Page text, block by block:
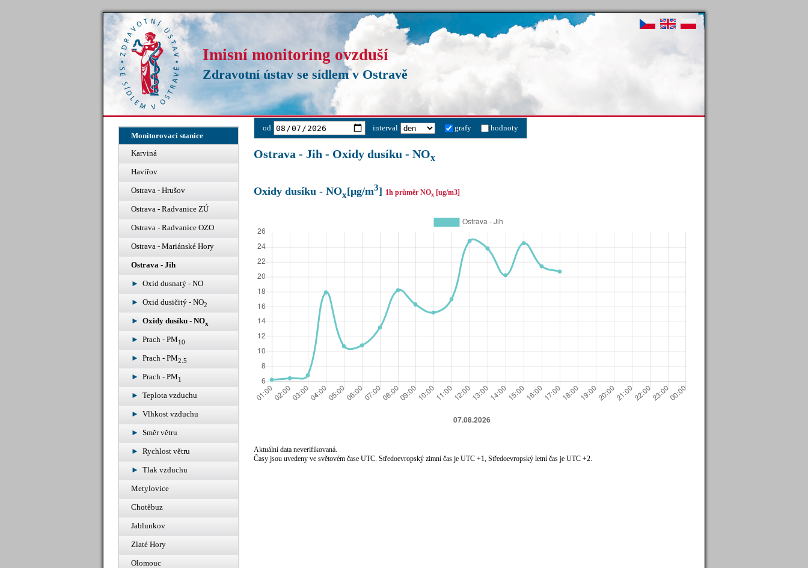
Imisní monitoring ovzduší
Zdravotní ústav se sídlem v Ostravě
Monitorovací stanice
Karviná
Havířov
Ostrava - Hrušov
Ostrava - Radvanice ZÚ
Ostrava - Radvanice OZO
Ostrava - Mariánské Hory
Ostrava - Jih
Oxid dusnatý - NO
Oxid dusičitý - NO2
Oxidy dusíku - NOx
Prach - PM10
Prach - PM2.5
Prach - PM1
Teplota vzduchu
Vlhkost vzduchu
Směr větru
Rychlost větru
Tlak vzduchu
Metylovice
Chotěbuz
Jablunkov
Zlaté Hory
Olomouc
od interval grafy hodnoty
Ostrava - Jih - Oxidy dusíku - NOx
Oxidy dusíku - NOx[µg/m3] 1h průměr NOx [ug/m3]
Aktuální data neverifikovaná.
Časy jsou uvedeny ve světovém čase UTC. Středoevropský zimní čas je UTC +1, Středoevropský letní čas je UTC +2.